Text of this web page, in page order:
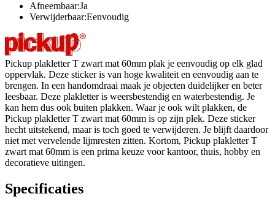
Afneembaar:Ja
Verwijderbaar:Eenvoudig
Pickup plakletter T zwart mat 60mm plak je eenvoudig op elk glad
oppervlak. Deze sticker is van hoge kwaliteit en eenvoudig aan te
brengen. In een handomdraai maak je objecten duidelijker en beter
leesbaar. Deze plakletter is weersbestendig en waterbestendig. Je
kan hem dus ook buiten plakken. Waar je ook wilt plakken, de
Pickup plakletter T zwart mat 60mm is op zijn plek. Deze sticker
hecht uitstekend, maar is toch goed te verwijderen. Je blijft daardoor
niet met vervelende lijmresten zitten. Kortom, Pickup plakletter T
zwart mat 60mm is een prima keuze voor kantoor, thuis, hobby en
decoratieve uitingen.
Specificaties